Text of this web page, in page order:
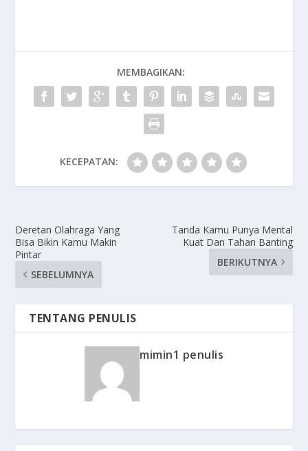
MEMBAGIKAN:
KECEPATAN:
Deretan Olahraga Yang
Bisa Bikin Kamu Makin
Pintar
SEBELUMNYA
Tanda Kamu Punya Mental
Kuat Dan Tahan Banting
BERIKUTNYA
TENTANG PENULIS
mimin1 penulis